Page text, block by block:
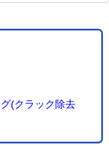
(クラック除去